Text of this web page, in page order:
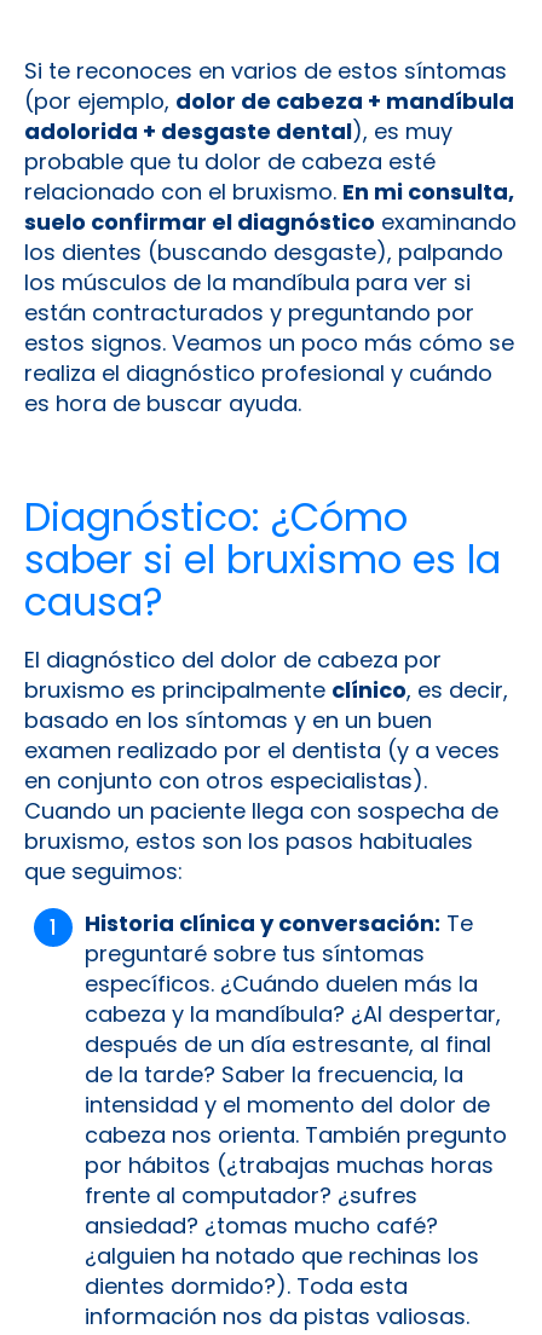
Si te reconoces en varios de estos síntomas
(por ejemplo, dolor de cabeza + mandíbula
adolorida + desgaste dental), es muy
probable que tu dolor de cabeza esté
relacionado con el bruxismo. En mi consulta,
suelo confirmar el diagnóstico examinando
los dientes (buscando desgaste), palpando
los músculos de la mandíbula para ver si
están contracturados y preguntando por
estos signos. Veamos un poco más cómo se
realiza el diagnóstico profesional y cuándo
es hora de buscar ayuda.
Diagnóstico: ¿Cómo
saber si el bruxismo es la
causa?
El diagnóstico del dolor de cabeza por
bruxismo es principalmente clínico, es decir,
basado en los síntomas y en un buen
examen realizado por el dentista (y a veces
en conjunto con otros especialistas).
Cuando un paciente llega con sospecha de
bruxismo, estos son los pasos habituales
que seguimos:
Historia clínica y conversación: Te
preguntaré sobre tus síntomas
específicos. ¿Cuándo duelen más la
cabeza y la mandíbula? ¿Al despertar,
después de un día estresante, al final
de la tarde? Saber la frecuencia, la
intensidad y el momento del dolor de
cabeza nos orienta. También pregunto
por hábitos (¿trabajas muchas horas
frente al computador? ¿sufres
ansiedad? ¿tomas mucho café?
¿alguien ha notado que rechinas los
dientes dormido?). Toda esta
información nos da pistas valiosas.